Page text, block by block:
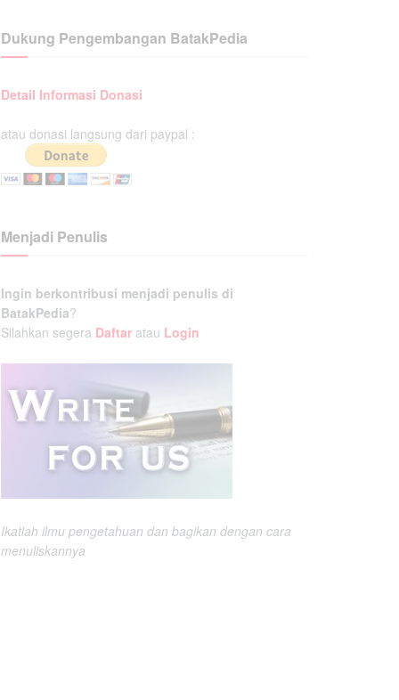
Dukung Pengembangan BatakPedia
Detail Informasi Donasi
atau donasi langsung dari paypal :
Menjadi Penulis
Ingin berkontribusi menjadi penulis di
BatakPedia?
Silahkan segera Daftar atau Login
Ikatlah ilmu pengetahuan dan bagikan dengan cara
menuliskannya